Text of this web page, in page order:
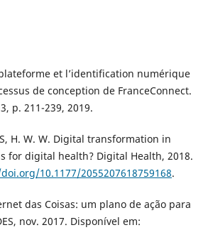
plateforme et l’identification numérique
de conception de FranceConnect.
p. 211-239, 2019.
H. W. W. Digital transformation in
for digital health? Digital Health, 2018.
10.1177/2055207618759168.
das Coisas: um plano de ação para
nov. 2017. Disponível em: